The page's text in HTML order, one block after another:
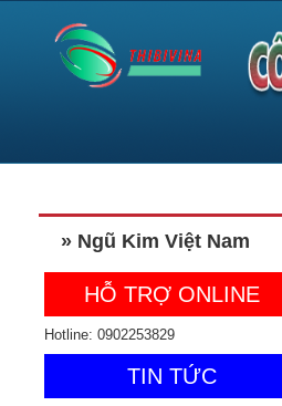
» Ngũ Kim Việt Nam
HỖ TRỢ ONLINE
Hotline: 0902253829
TIN TỨC